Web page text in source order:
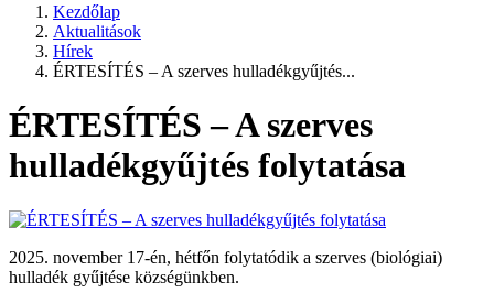
Kezdőlap
Aktualitások
Hírek
ÉRTESÍTÉS – A szerves hulladékgyűjtés...
ÉRTESÍTÉS – A szerves
hulladékgyűjtés folytatása
2025. november 17-én, hétfőn folytatódik a szerves (biológiai)
hulladék gyűjtése községünkben.